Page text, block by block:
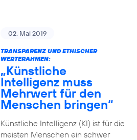
02. Mai 2019
TRANSPARENZ UND ETHISCHER
WERTERAHMEN:
„Künstliche
Intelligenz muss
Mehrwert für den
Menschen bringen“
Künstliche Intelligenz (KI) ist für die
meisten Menschen ein schwer